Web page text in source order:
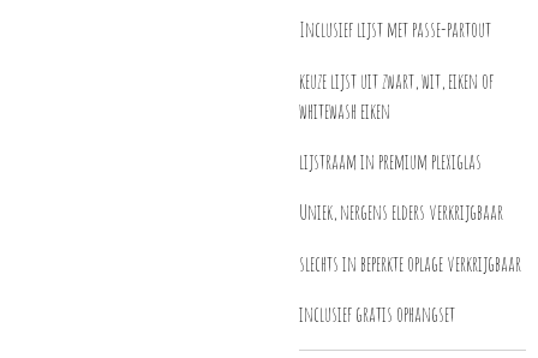
Inclusief lijst met passe-partout
keuze lijst uit zwart, wit, eiken of
whitewash eiken
lijstraam in premium plexiglas
Uniek, nergens elders verkrijgbaar
slechts in beperkte oplage verkrijgbaar
inclusief gratis ophangset